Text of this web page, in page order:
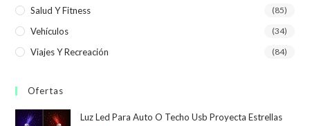
Salud Y Fitness (85)
Vehículos (34)
Viajes Y Recreación (84)
Ofertas
Luz Led Para Auto O Techo Usb Proyecta Estrellas